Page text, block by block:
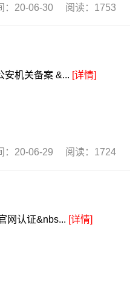
：20-06-30 阅读：1753
机关备案 &... [详情]
：20-06-29 阅读：1724
网认证&nbs... [详情]